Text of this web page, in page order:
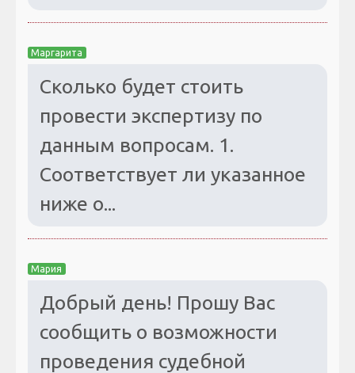
Маргарита
Сколько будет стоить
провести экспертизу по
данным вопросам. 1.
Соответствует ли указанное
ниже о...
Мария
Добрый день! Прошу Вас
сообщить о возможности
проведения судебной